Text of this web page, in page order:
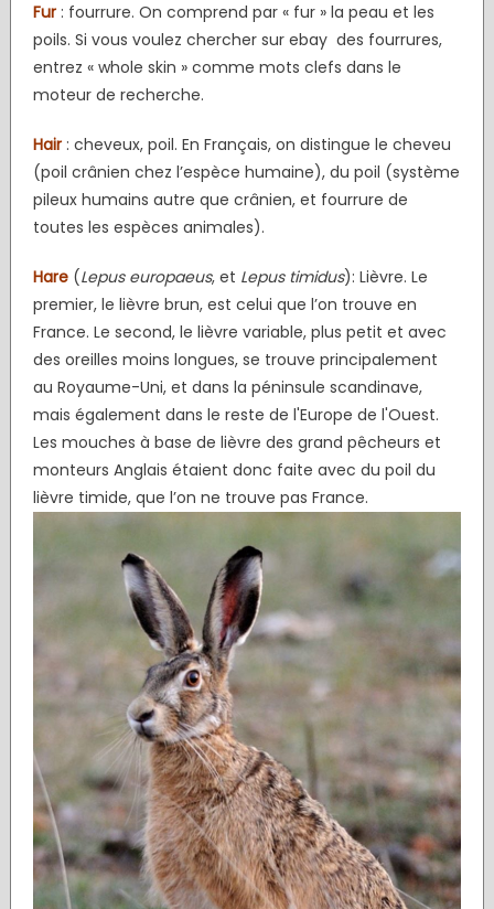
Fur : fourrure. On comprend par « fur » la peau et les
poils. Si vous voulez chercher sur ebay des fourrures,
entrez « whole skin » comme mots clefs dans le
moteur de recherche.
Hair : cheveux, poil. En Français, on distingue le cheveu
(poil crânien chez l’espèce humaine), du poil (système
pileux humains autre que crânien, et fourrure de
toutes les espèces animales).
Hare (Lepus europaeus, et Lepus timidus): Lièvre. Le
premier, le lièvre brun, est celui que l’on trouve en
France. Le second, le lièvre variable, plus petit et avec
des oreilles moins longues, se trouve principalement
au Royaume-Uni, et dans la péninsule scandinave,
mais également dans le reste de l'Europe de l'Ouest.
Les mouches à base de lièvre des grand pêcheurs et
monteurs Anglais étaient donc faite avec du poil du
lièvre timide, que l’on ne trouve pas France.